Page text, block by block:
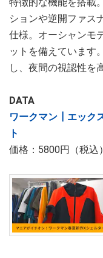
ションや逆開ファス
仕様。オーシャンモ
ットを備えています
し、夜間の視認性を
DATA
ワークマン┃エック
ト
価格：5800円（税込）